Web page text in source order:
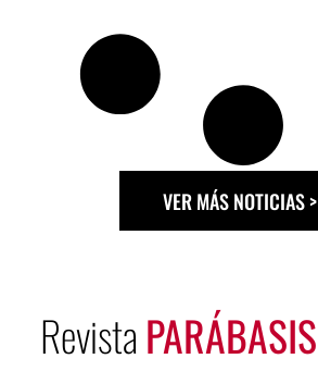
VER MÁS NOTICIAS
RevistaPARÁBASIS